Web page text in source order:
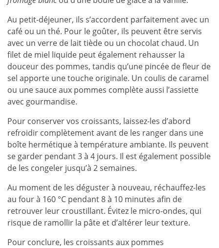
Au petit-déjeuner, ils s’accordent parfaitement avec un
café ou un thé. Pour le goûter, ils peuvent être servis
avec un verre de lait tiède ou un chocolat chaud. Un
filet de miel liquide peut également rehausser la
douceur des pommes, tandis qu’une pincée de fleur de
sel apporte une touche originale. Un coulis de caramel
ou une sauce aux pommes complète aussi l’assiette
avec gourmandise.
Pour conserver vos croissants, laissez-les d’abord
refroidir complètement avant de les ranger dans une
boîte hermétique à température ambiante. Ils peuvent
se garder pendant 3 à 4 jours. Il est également possible
de les congeler jusqu’à 2 semaines.
Au moment de les déguster à nouveau, réchauffez-les
au four à 160 °C pendant 8 à 10 minutes afin de
retrouver leur croustillant. Évitez le micro-ondes, qui
risque de ramollir la pâte et d’altérer leur texture.
Pour conclure, les croissants aux pommes